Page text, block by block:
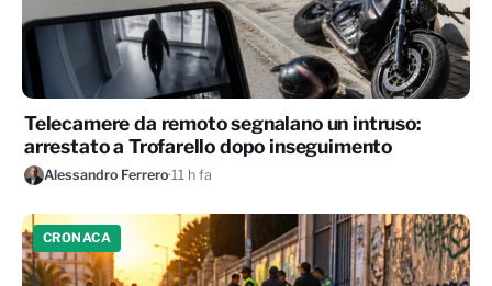
Telecamere da remoto segnalano un intruso:
arrestato a Trofarello dopo inseguimento
Alessandro Ferrero·11 h fa
CRONACA